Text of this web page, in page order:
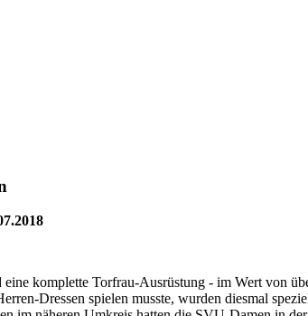
komplette Torfrau-Ausrüstung - im Wert von
Dressen spielen musste, wurden diesmal